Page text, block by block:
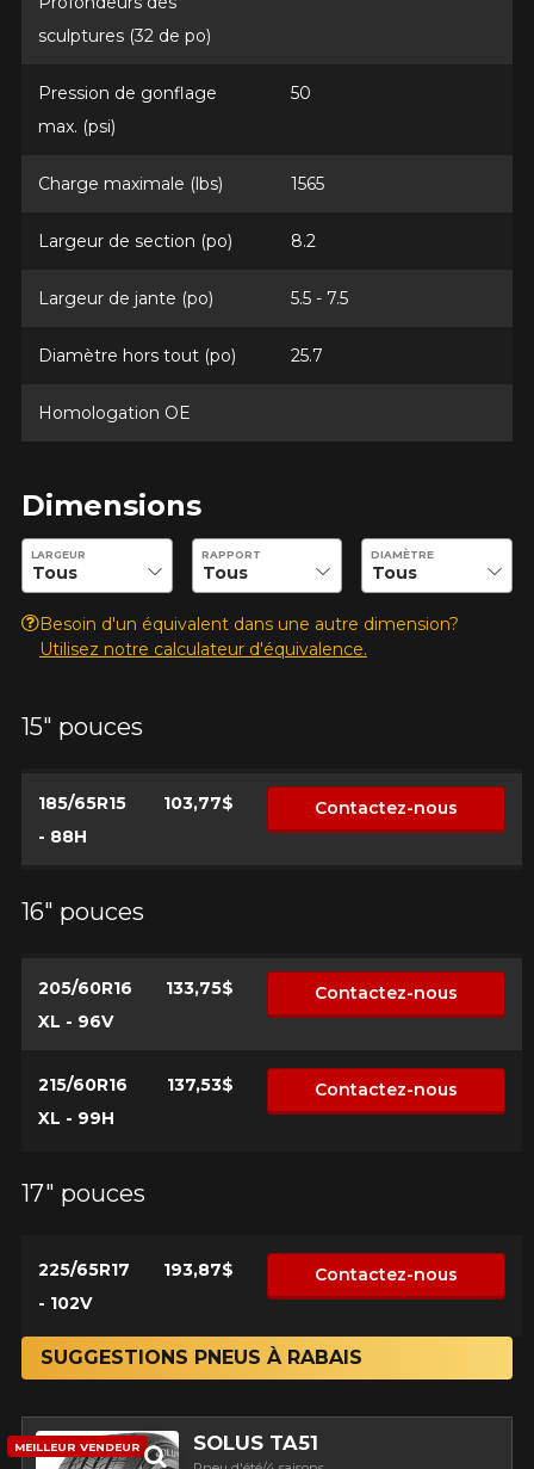
sculptures (32 de po)
Pression de gonflage
max. (psi)
50
Charge maximale (lbs) 1565
Largeur de section (po) 8.2
Largeur de jante (po) 5.5 - 7.5
Diamètre hors tout (po) 25.7
Homologation OE
Dimensions
Entrez les dimensions souhaitées pour vérifier la disponibilité
LARGEUR RAPPORT DIAMÈTRE
Besoin d'un équivalent dans une autre dimension?
Utilisez notre calculateur d'équivalence.
15" pouces
185/65R15
- 88H
103,77$ Contactez-nous
16" pouces
205/60R16
XL - 96V
133,75$ Contactez-nous
215/60R16
XL - 99H
137,53$ Contactez-nous
17" pouces
225/65R17
- 102V
193,87$ Contactez-nous
SUGGESTIONS PNEUS À RABAIS
SOLUS TA51
MEILLEUR VENDEUR